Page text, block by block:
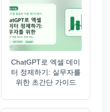
ChatGPT로 엑셀 데이
터 정제하기: 실무자를
위한 초간단 가이드